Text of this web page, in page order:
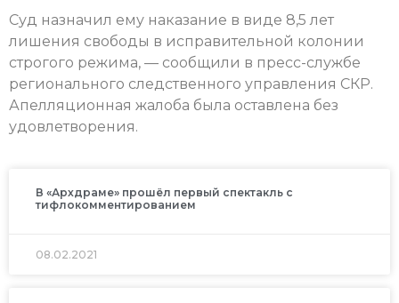
Суд назначил ему наказание в виде 8,5 лет
лишения свободы в исправительной колонии
строгого режима, — сообщили в пресс-службе
регионального следственного управления СКР.
Апелляционная жалоба была оставлена без
удовлетворения.
В «Архдраме» прошёл первый спектакль с
тифлокомментированием
08.02.2021